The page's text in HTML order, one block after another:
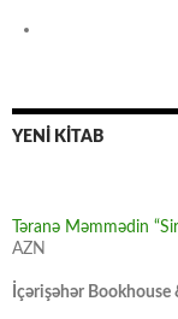
YENİ KİTAB
Təranə Məmmədin
AZN
İçərişəhər Bookhouse